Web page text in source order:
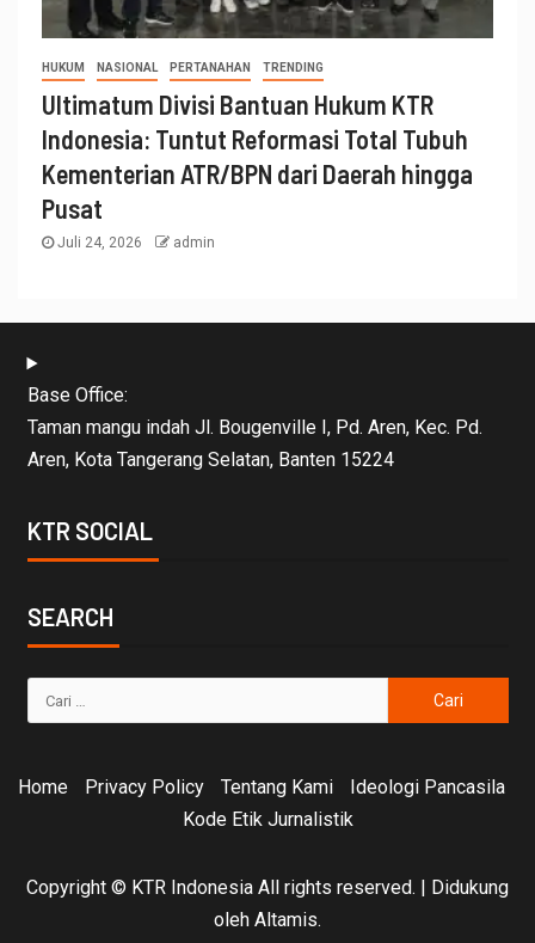
HUKUM NASIONAL PERTANAHAN TRENDING
Ultimatum Divisi Bantuan Hukum KTR
Indonesia: Tuntut Reformasi Total Tubuh
Kementerian ATR/BPN dari Daerah hingga
Pusat
Juli 24, 2026 admin
Base Office:
Taman mangu indah Jl. Bougenville I, Pd. Aren, Kec. Pd.
Aren, Kota Tangerang Selatan, Banten 15224
KTR SOCIAL
SEARCH
Home Privacy Policy Tentang Kami
Ideologi Pancasila
Kode Etik Jurnalistik
Copyright © KTR Indonesia All rights reserved.
Didukung
oleh Altamis.